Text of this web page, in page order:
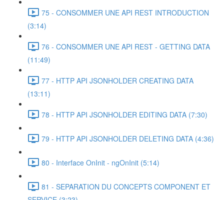
75 - CONSOMMER UNE API REST INTRODUCTION
(3:14)
76 - CONSOMMER UNE API REST - GETTING DATA
(11:49)
77 - HTTP API JSONHOLDER CREATING DATA
(13:11)
78 - HTTP API JSONHOLDER EDITING DATA (7:30)
79 - HTTP API JSONHOLDER DELETING DATA (4:36)
80 - Interface OnInit - ngOnInit (5:14)
81 - SEPARATION DU CONCEPTS COMPONENT ET